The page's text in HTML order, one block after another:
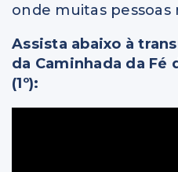
onde muitas pessoas
Assista abaixo à
da Caminhada da Fé
(1º):